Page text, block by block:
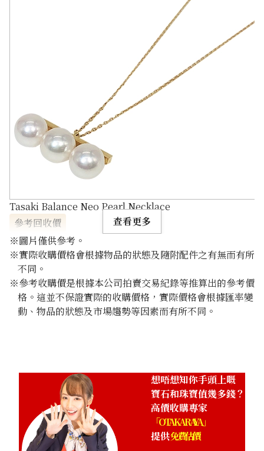
Tasaki Balance Neo Pearl Necklace
參考回收價
HKD 8,662.84
查看更多
※圖片僅供參考。
※實際收購價格會根據物品的狀態及隨附配件之有無而有所
不同。
※參考收購價是根據本公司拍賣交易紀錄等推算出的參考價
格。這並不保證實際的收購價格，實際價格會根據匯率變
動、物品的狀態及市場趨勢等因素而有所不同。
想唔想知你手頭上嘅
寶石和珠寶值幾多錢？
高價收購專家
「OTAKARAYA」
提供免費估價